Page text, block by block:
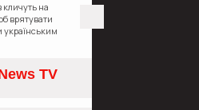
кличуть на
врятувати
українським
TV